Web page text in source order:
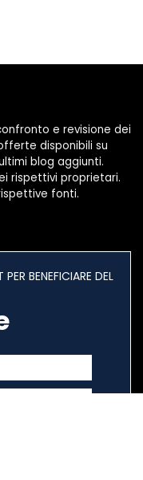
e revisione dei
disponibili su
blog aggiunti.
rispettivi proprietari.
fonti.
BENEFICIARE DEL